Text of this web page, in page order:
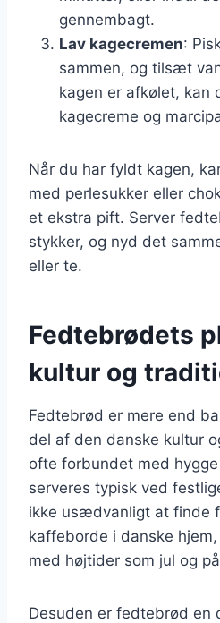
gennembagt.
Lav kagecremen:
sammen, og tilsæt
kagen er afkølet, kan
kagecreme og
Når du har fyldt kagen,
med perlesukker eller
et ekstra pift. Server
stykker, og nyd det
eller te.
Fedtebrødets
kultur og
Fedtebrød er mere end
del af den danske kultur
ofte forbundet med
serveres typisk ved
ikke usædvanligt at finde
kaffeborde i danske
med højtider som jul og
Desuden er fedtebrød en